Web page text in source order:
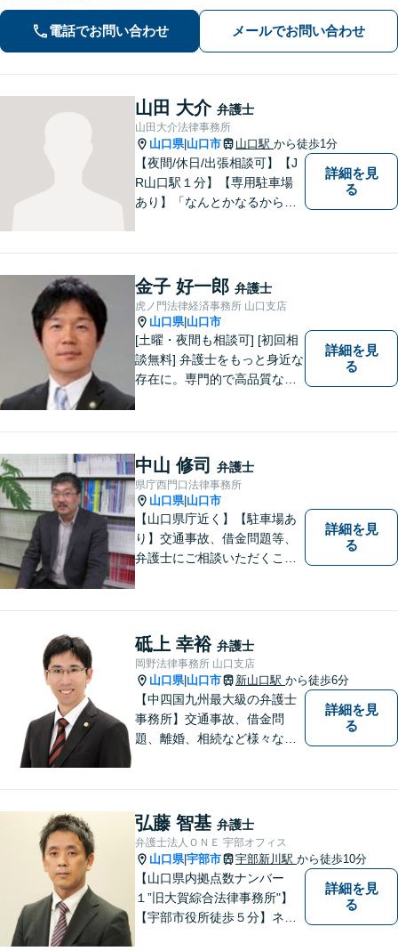
談】【完全個室相談】【休日・夜間対
応可】【本通駅5分】
電話でお問い合わせ メールでお問い合わせ
山田 大介 弁護士
山田大介法律事務所
山口県| 山口市 山口駅 から徒歩1分
【夜間/休日/出張相談可】【J
R山口駅１分】【専用駐車場
あり】「なんとかなるから大
方はお気軽にご相談くださ
い。
詳細を見
る
金子 好一郎 弁護士
虎ノ門法律経済事務所 山口支店
山口県| 山口市
[土曜・夜間も相談可] [初回相
談無料] 弁護士をもっと身近な
存在に。専門的で高品質なリ
詳細を見
る
中山 修司 弁護士
県庁西門口法律事務所
山口県| 山口市
【山口県庁近く】【駐車場あ
り】交通事故、借金問題等、
弁護士にご相談いただくこと
談ください。専門知識を有す
る弁護士が、客観的視点から
事案を検討し、最適の解決方
法を探ります。
詳細を見
る
砥上 幸裕 弁護士
岡野法律事務所 山口支店
山口県| 山口市 新山口駅 から徒歩6分
【中四国九州最大級の弁護士
事務所】交通事故、借金問
題、離婚、相続など様々な問
い！
詳細を見
る
弘藤 智基 弁護士
弁護士法人ＯＮＥ 宇部オフィス
山口県|宇部市 宇部新川駅 から徒歩10分
【山口県内拠点数ナンバー
１”旧大賀綜合法律事務所"】
【宇部市役所徒歩５分】ネッ
詳細を見
る